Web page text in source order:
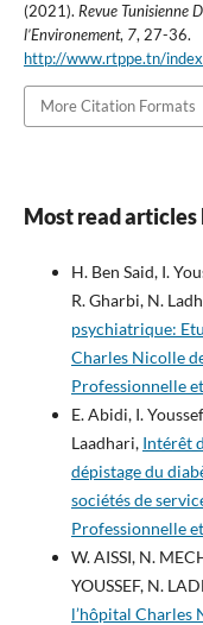
(2021). Revue Tunisienne
l’Environement, 7, 27-36.
http://www.rtppe.tn/
More Citation Formats
Most read articles
H. Ben Said, I.
R. Gharbi, N.
psychiatrique:
Charles Nicolle
Professionnelle
E. Abidi, I.
Laadhari, Intérêt
dépistage du
sociétés de
Professionnelle
W. AISSI, N.
YOUSSEF, N.
l’hôpital Charles